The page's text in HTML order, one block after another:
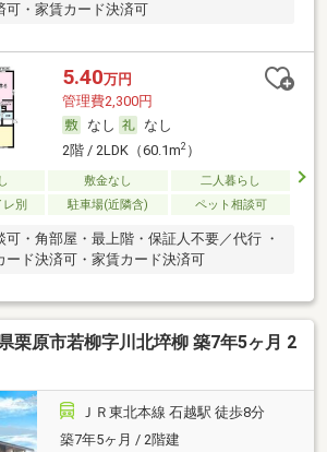
可・家賃カード決済可
5.40万円
管理費2,300円
なし
なし
2階 / 2LDK（60.1m2）
敷金なし
二人暮らし
別
駐車場(近隣含) ペット相談可
可・角部屋・最上階・保証人不要／代行 ・
ード決済可・家賃カード決済可
栗原市若柳字川北埣柳 築7年5ヶ月 2
ＪＲ東北本線 石越駅 徒歩8分
築7年5ヶ月 / 2階建